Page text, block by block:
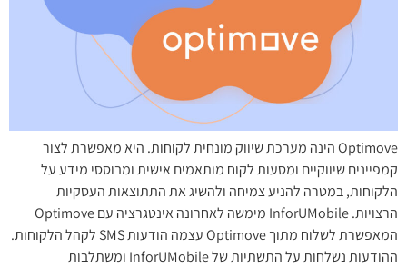
Optimove הינה מערכת שיווק מונחית לקוחות. היא מאפשרת לצור
קמפיינים שיווקיים ומסעות לקוח מותאמים אישית ומבוססי מידע על
הלקוחות, במטרה להניע צמיחה ולהשיג את התתוצאות העסקיות
הרצויות. InforUMobile מימשה לאחרונה אינטגרציה עם Optimove
המאפשרת לשלוח מתוך Optimove עצמה הודעות SMS לקהל הלקוחות.
ההודעות נשלחות על התשתיות של InforUMobile ומשתלבות